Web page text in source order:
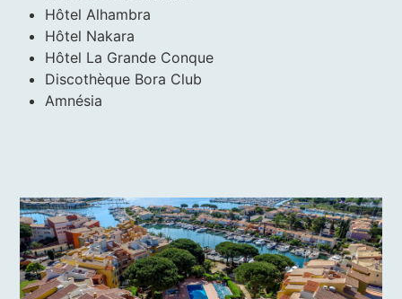
Hôtel Alhambra
Hôtel Nakara
Hôtel La Grande Conque
Discothèque Bora Club
Amnésia